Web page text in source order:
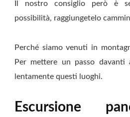
Il nostro consiglio però è
possibilità, raggiungetelo
Perché siamo venuti in
Per mettere un passo davanti
lentamente questi luoghi.
Escursione